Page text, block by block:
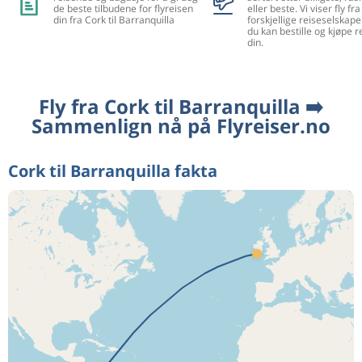
de beste tilbudene for flyreisen
din fra Cork til Barranquilla
eller beste. Vi viser fly
forskjellige
du kan bestille og kjøpe
din.
Fly fra Cork til Barranquilla ➡️
Sammenlign nå på Flyreiser.no
Cork til Barranquilla fakta